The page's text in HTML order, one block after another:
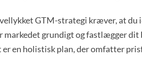
GTM-strategi kræver, at du
markedet grundigt og fastlægger dit
en holistisk plan, der omfatter